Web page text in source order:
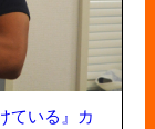
ている』カ